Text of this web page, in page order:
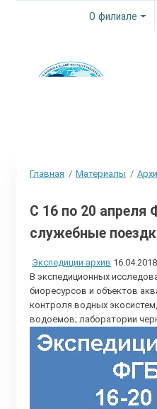
О филиале
Главная Материалы
С 16 по 20 апреля
служебные
Экспедиции архив
В экспедиционных
биоресурсов и объектов
контроля водных
водоемов; лаборатории